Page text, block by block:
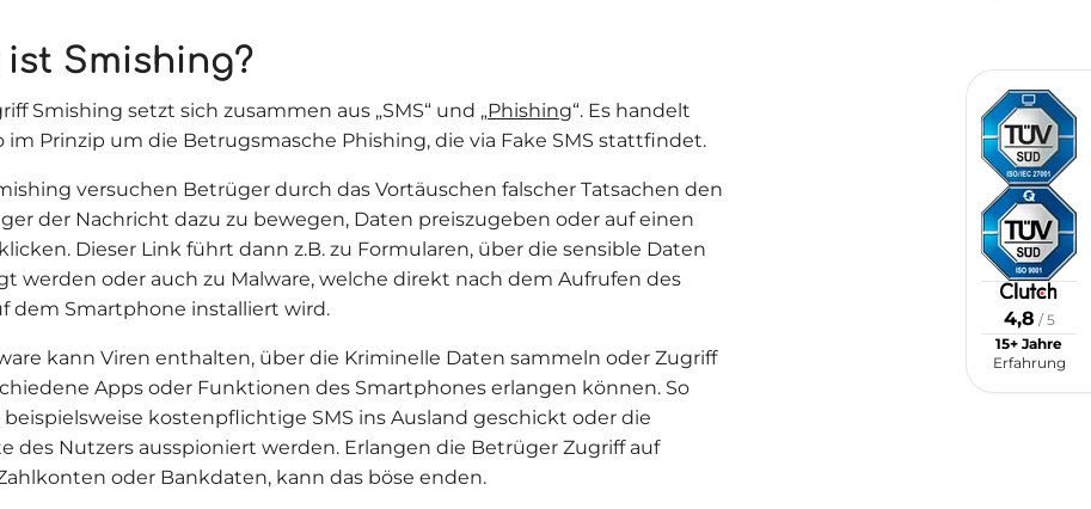
4,8 / 5
15+ Jahre
Erfahrung
ist Smishing?
Smishing setzt sich zusammen aus „SMS“ und „Phishing“. Es handelt
im Prinzip um die Betrugsmasche Phishing, die via Fake SMS stattfindet.
versuchen Betrüger durch das Vortäuschen falscher Tatsachen den
der Nachricht dazu zu bewegen, Daten preiszugeben oder auf einen
Dieser Link führt dann z.B. zu Formularen, über die sensible Daten
werden oder auch zu Malware, welche direkt nach dem Aufrufen des
dem Smartphone installiert wird.
kann Viren enthalten, über die Kriminelle Daten sammeln oder Zugriff
Apps oder Funktionen des Smartphones erlangen können. So
kostenpflichtige SMS ins Ausland geschickt oder die
des Nutzers ausspioniert werden. Erlangen die Betrüger Zugriff auf
oder Bankdaten, kann das böse enden.